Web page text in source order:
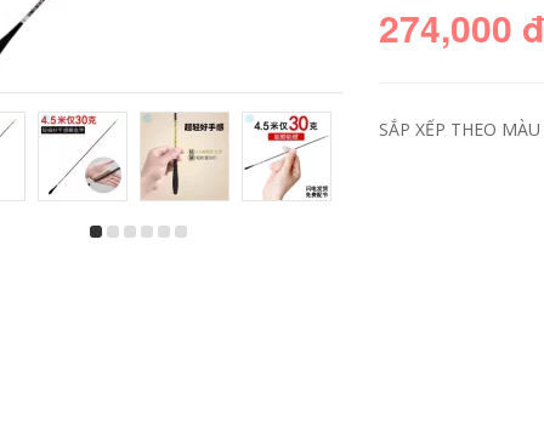
274,000 đ
SẮP XẾP THEO MÀU